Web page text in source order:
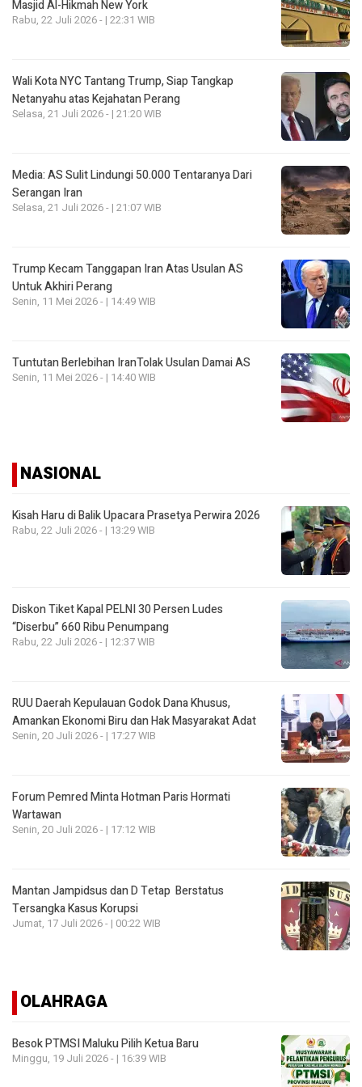
Masjid Al-Hikmah New York
Rabu, 22 Juli 2026 - | 22:31 WIB
Wali Kota NYC Tantang Trump, Siap Tangkap
Netanyahu atas Kejahatan Perang
Selasa, 21 Juli 2026 - | 21:20 WIB
Media: AS Sulit Lindungi 50.000 Tentaranya Dari
Serangan Iran
Selasa, 21 Juli 2026 - | 21:07 WIB
Trump Kecam Tanggapan Iran Atas Usulan AS
Untuk Akhiri Perang
Senin, 11 Mei 2026 - | 14:49 WIB
Tuntutan Berlebihan IranTolak Usulan Damai AS
Senin, 11 Mei 2026 - | 14:40 WIB
NASIONAL
Kisah Haru di Balik Upacara Prasetya Perwira 2026
Rabu, 22 Juli 2026 - | 13:29 WIB
Diskon Tiket Kapal PELNI 30 Persen Ludes
“Diserbu” 660 Ribu Penumpang
Rabu, 22 Juli 2026 - | 12:37 WIB
RUU Daerah Kepulauan Godok Dana Khusus,
Amankan Ekonomi Biru dan Hak Masyarakat Adat
Senin, 20 Juli 2026 - | 17:27 WIB
Forum Pemred Minta Hotman Paris Hormati
Wartawan
Senin, 20 Juli 2026 - | 17:12 WIB
Mantan Jampidsus dan D Tetap Berstatus
Tersangka Kasus Korupsi
Jumat, 17 Juli 2026 - | 00:22 WIB
OLAHRAGA
Besok PTMSI Maluku Pilih Ketua Baru
Minggu, 19 Juli 2026 - | 16:39 WIB